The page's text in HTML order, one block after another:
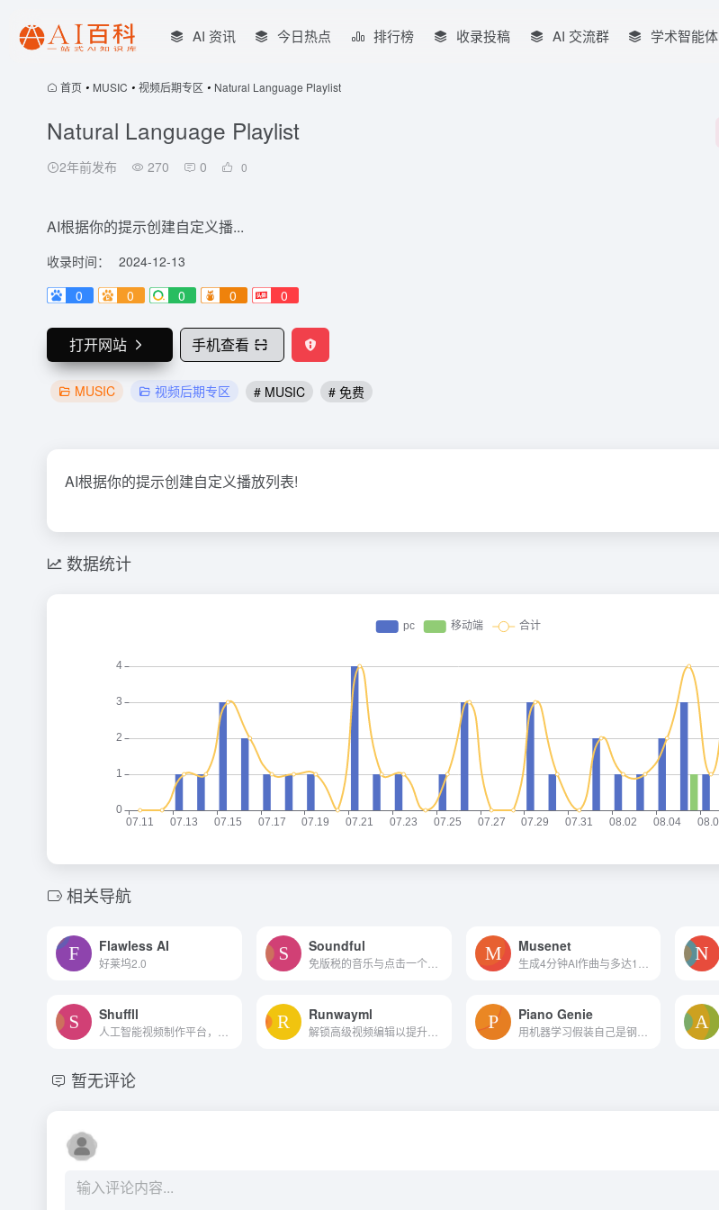
AI 资讯 今日热点 排行榜 收录投稿 AI 交流群 学术智能体
首页 • MUSIC • 视频后期专区 • Natural Language Playlist
Natural Language Playlist
2年前发布 270 0 0
AI根据你的提示创建自定义播...
收录时间：
2024-12-13
0
0 0 0 0
打开网站 手机查看
MUSIC 视频后期专区 # MUSIC # 免费
AI根据你的提示创建自定义播放列表!
数据统计
相关导航
Flawless AI
好莱坞2.0
Soundful
免版税的音乐与点击一个按钮
Musenet
Shuffll Runwayml
解锁高级视频编辑以提升您的...
Piano Genie
暂无评论